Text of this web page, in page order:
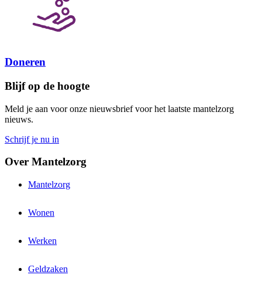
aanvraagt? Download dan onze brochure.
Lees meer
Doneren
Blijf op de hoogte
Meld je aan voor onze nieuwsbrief voor het laatste mantelzorg
nieuws.
Schrijf je nu in
Over Mantelzorg
Mantelzorg
Wonen
Werken
Geldzaken